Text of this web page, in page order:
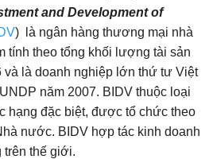
and Development of
) là ngân hàng thương mại nhà
tính theo tổng khối lượng tài sản
và là doanh nghiệp lớn thứ tư Việt
năm 2007. BIDV thuộc loại
hạng đặc biệt, được tổ chức theo
nước. BIDV hợp tác kinh doanh
trên thế giới.